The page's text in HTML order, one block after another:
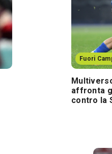
Fuori
affronta
contro la